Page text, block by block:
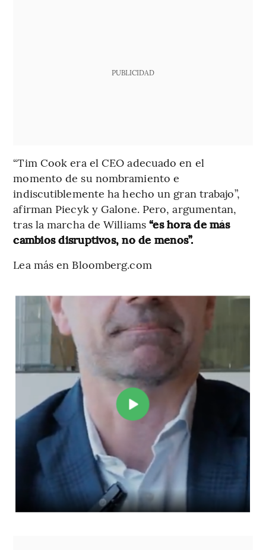
PUBLICIDAD
“Tim Cook era el CEO adecuado en el
momento de su nombramiento e
indiscutiblemente ha hecho un gran trabajo”,
afirman Piecyk y Galone. Pero, argumentan,
tras la marcha de Williams “es hora de más
cambios disruptivos, no de menos”.
Lea más en Bloomberg.com